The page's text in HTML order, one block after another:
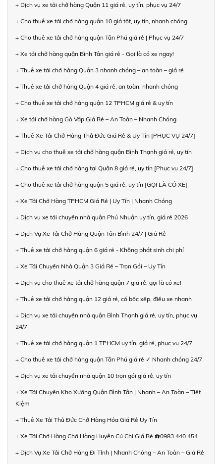
+ Dịch vụ xe tải chở hàng Quận 11 giá rẻ, uy tín, phục vụ 24/7
+ Cho thuê xe tải chở hàng quận 10 giá tốt, uy tín, nhanh chóng
+ Cho thuê xe tải chở hàng quận Tân Phú giá rẻ | Phục vụ 24/7
+ Xe tải chở hàng quận Bình Tân giá rẻ - Gọi là có xe ngay!
+ Thuê xe tải chở hàng Quận 3 nhanh chóng – an toàn – giá rẻ
+ Thuê xe tải chở hàng Quận 4 giá rẻ, an toàn, nhanh chóng
+ Cho thuê xe tải chở hàng quận 12 TPHCM giá rẻ & uy tín
+ Xe tải chở hàng Gò Vấp Giá Rẻ – An Toàn – Nhanh Chóng
+ Thuê Xe Tải Chở Hàng Thủ Đức Giá Rẻ & Uy Tín [PHỤC VỤ 24/7]
+ Dịch vụ cho thuê xe tải chở hàng quận Bình Thạnh giá rẻ, uy tín
+ Cho thuê xe tải chở hàng tại Quận 8 giá rẻ, uy tín [Phục vụ 24/7]
+ Cho thuê xe tải chở hàng quận 5 giá rẻ, uy tín [GỌI LÀ CÓ XE]
+ Xe Tải Chở Hàng TPHCM Giá Rẻ | Uy Tín | Nhanh Chóng
+ Dịch vụ xe tải chuyển nhà quận Phú Nhuận uy tín, giá rẻ 2026
+ Dịch Vụ Xe Tải Chở Hàng Quận Tân Bình 24/7 | Giá Rẻ
+ Thuê xe tải chở hàng quận 6 giá rẻ - Không phát sinh chi phí
+ Xe Tải Chuyển Nhà Quận 3 Giá Rẻ – Trọn Gói – Uy Tín
+ Dịch vụ cho thuê xe tải chở hàng quận 7 giá rẻ, gọi là có xe!
+ Thuê xe tải chở hàng quận 12 giá rẻ, có bốc xếp, điều xe nhanh
+ Dịch vụ xe tải chuyển nhà quận Bình Thạnh giá rẻ, uy tín, phục vụ
24/7
+ Thuê xe tải chở hàng quận 1 TPHCM uy tín, giá rẻ, phục vụ 24/7
+ Cho thuê xe tải chở hàng quận Tân Phú giá rẻ ✓ Nhanh chóng 24/7
+ Dịch vụ xe tải chuyển nhà quận 10 trọn gói giá rẻ, uy tín
+ Xe Tải Chuyển Kho Xưởng Quận Bình Tân | Nhanh – An Toàn – Tiết
Kiệm
+ Thuê Xe Tải Thủ Đức Chở Hàng Hóa Giá Rẻ Uy Tín
+ Xe Tải Chở Hàng Chở Hàng Huyện Củ Chi Giá Rẻ ☎️0983 440 454
+ Dịch Vụ Xe Tải Chở Hàng Đi Tỉnh | Nhanh Chóng – An Toàn – Giá Rẻ